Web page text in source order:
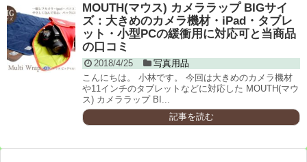
MOUTH(マウス) カメララップ BIGサイ
ズ：大きめのカメラ機材・iPad・タブレ
ット・小型PCの緩衝用に対応可と当商品
の口コミ
2018/4/25
写真用品
こんにちは。 小林です。 今回は大きめのカメラ機材
や11インチのタブレットなどに対応した MOUTH(マウ
ス) カメララップ BI...
記事を読む